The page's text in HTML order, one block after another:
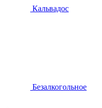
Кальвадос
Безалкогольное